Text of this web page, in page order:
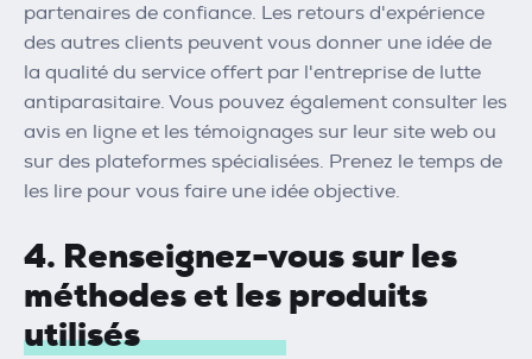
partenaires de confiance. Les retours d'expérience
des autres clients peuvent vous donner une idée de
la qualité du service offert par l'entreprise de lutte
antiparasitaire. Vous pouvez également consulter les
avis en ligne et les témoignages sur leur site web ou
sur des plateformes spécialisées. Prenez le temps de
les lire pour vous faire une idée objective.
4. Renseignez-vous sur les
méthodes et les produits
utilisés